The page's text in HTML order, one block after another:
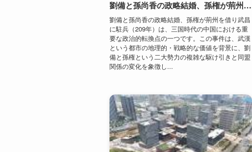
武漢光谷が設立され、科学技術イノベーション拠点が誕生（2001年）
武漢は中国中部の重要な都市として、歴史的にも
経済的にも多くの発展を遂げてきました。2001年
に設立された「武漢光谷」は、武漢の科学技術イ